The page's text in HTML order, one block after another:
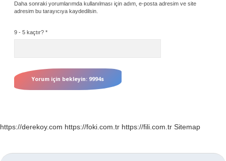
Daha sonraki yorumlarımda kullanılması için adım, e-posta adresim ve site
adresim bu tarayıcıya kaydedilsin.
9 - 5 kaçtır? *
https://derekoy.com https://foki.com.tr https://fili.com.tr Sitemap